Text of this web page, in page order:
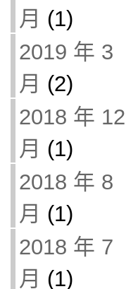
月 (1)
2019 年 3
月 (2)
2018 年 12
月 (1)
2018 年 8
月 (1)
2018 年 7
月 (1)